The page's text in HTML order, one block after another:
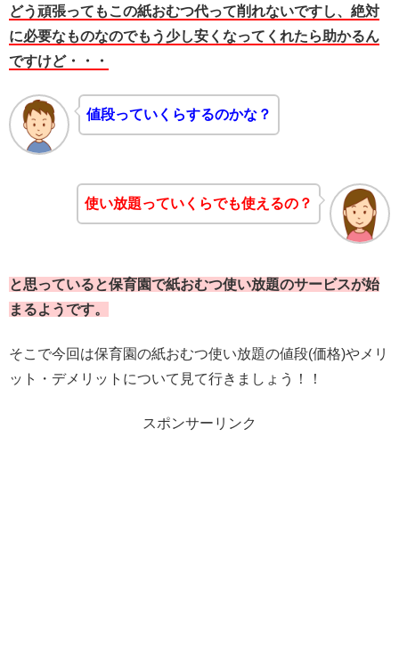
どう頑張ってもこの紙おむつ代って削れないですし、絶対
に必要なものなのでもう少し安くなってくれたら助かるん
ですけど・・・
値段っていくらするのかな？
使い放題っていくらでも使えるの？
と思っていると保育園で紙おむつ使い放題のサービスが始
まるようです。
そこで今回は保育園の紙おむつ使い放題の値段(価格)やメリ
ット・デメリットについて見て行きましょう！！
スポンサーリンク